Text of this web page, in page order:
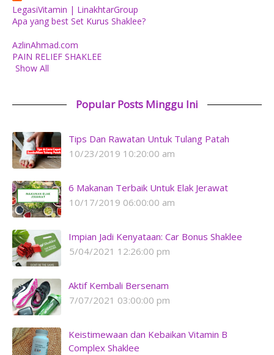
LegasiVitamin | LinakhtarGroup
Apa yang best Set Kurus Shaklee?
AzlinAhmad.com
PAIN RELIEF SHAKLEE
Show All
Popular Posts Minggu Ini
Tips Dan Rawatan Untuk Tulang Patah
10/23/2019 10:20:00 am
6 Makanan Terbaik Untuk Elak Jerawat
10/17/2019 06:00:00 am
Impian Jadi Kenyataan: Car Bonus Shaklee
5/04/2021 12:26:00 pm
Aktif Kembali Bersenam
7/07/2021 03:00:00 pm
Keistimewaan dan Kebaikan Vitamin B
Complex Shaklee